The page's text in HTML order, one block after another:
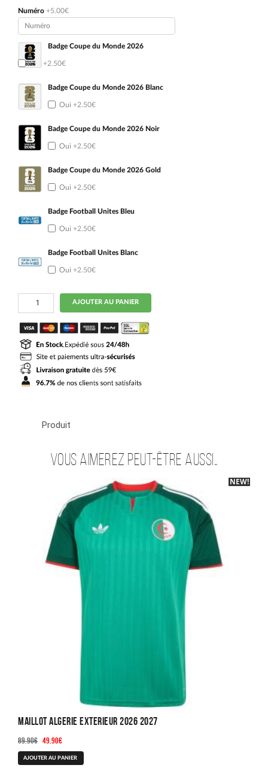
Numéro +5.00€
Badge Coupe du Monde 2026
Oui +2.50€
Badge Coupe du Monde 2026 Blanc
Oui +2.50€
Badge Coupe du Monde 2026 Noir
Oui +2.50€
Badge Coupe du Monde 2026 Gold
Oui +2.50€
Badge Football Unites Bleu
Oui +2.50€
Badge Football Unites Blanc
Oui +2.50€
quantité
Maillot
Enfant
Algerie
Exterieur
2026
2027
AJOUTER AU PANIER
Produit
Vous aimerez peut-être aussi…
-40%
NEW!
Maillot Algerie Exterieur 2026 2027
89.90€ Le
prix
initial
49.90€Le
prix
actuel
AJOUTER AU PANIER